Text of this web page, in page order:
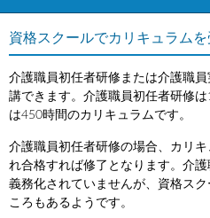
資格スクールでカリキュラム
介護職員初任者研修または介護職
講できます。介護職員初任者研修
は450時間のカリキュラムです。
介護職員初任者研修の場合、カリ
れ合格すれば修了となります。介
義務化されていませんが、資格ス
ころもあるようです。